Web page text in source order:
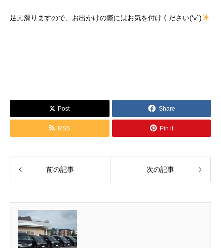
足元滑りますので、お出かけの際にはお気を付けください(‘v`)
Post Share
RSS Pin it
前の記事 次の記事